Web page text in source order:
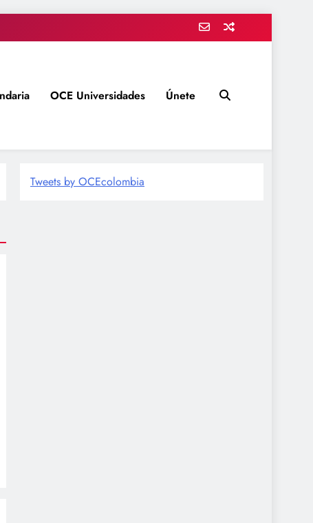
OCE Universidades Únete
Tweets by OCEcolombia